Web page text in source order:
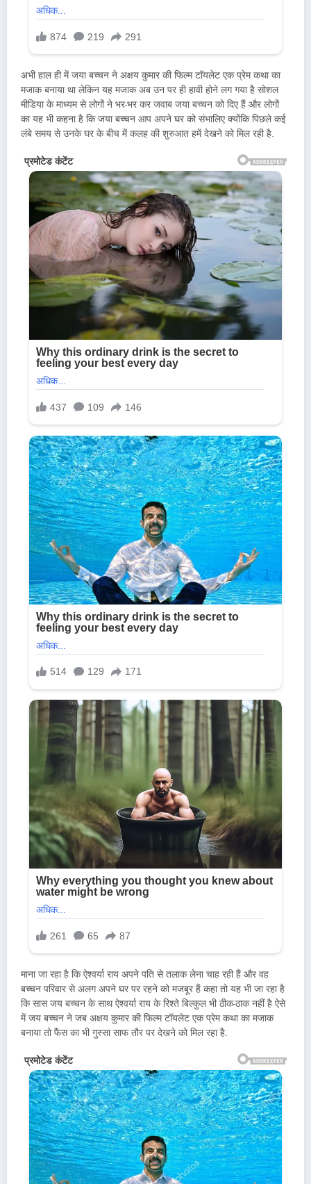
अभी हाल ही में जया बच्चन ने अक्षय कुमार की फिल्म टॉयलेट एक प्रेम कथा का
मजाक बनाया था लेकिन यह मजाक अब उन पर ही हावी होने लग गया है सोशल
मीडिया के माध्यम से लोगों ने भर-भर कर जवाब जया बच्चन को दिए हैं और लोगों
का यह भी कहना है कि जया बच्चन आप अपने घर को संभालिए क्योंकि पिछले कई
लंबे समय से उनके घर के बीच में कलह की शुरुआत हमें देखने को मिल रही है.
माना जा रहा है कि ऐश्वर्या राय अपने पति से तलाक लेना चाह रही हैं और वह
बच्चन परिवार से अलग अपने घर पर रहने को मजबूर हैं कहा तो यह भी जा रहा है
कि सास जय बच्चन के साथ ऐश्वर्या राय के रिश्ते बिल्कुल भी ठीक-ठाक नहीं है ऐसे
में जय बच्चन ने जब अक्षय कुमार की फिल्म टॉयलेट एक प्रेम कथा का मजाक
बनाया तो फैंस का भी गुस्सा साफ तौर पर देखने को मिल रहा है.